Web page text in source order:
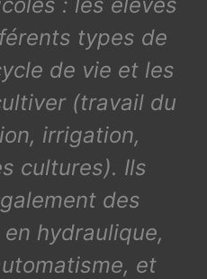
types de
de vie et les
(travail du
irrigation,
cultures). Ils
des
hydraulique,
et